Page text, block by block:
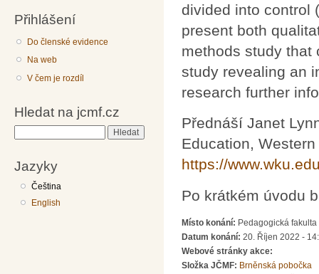
Přihlášení
Do členské evidence
Na web
V čem je rozdíl
Hledat na jcmf.cz
Jazyky
Čeština
English
divided into control
present both
methods study that
study revealing an
research further
Přednáší Janet
Education,
https://
Po krátkém úvodu
Místo konání: Pedagogická
Datum konání: 20. Říjen 2022 -
Webové stránky akce:
Složka JČMF: Brněnská pobočka